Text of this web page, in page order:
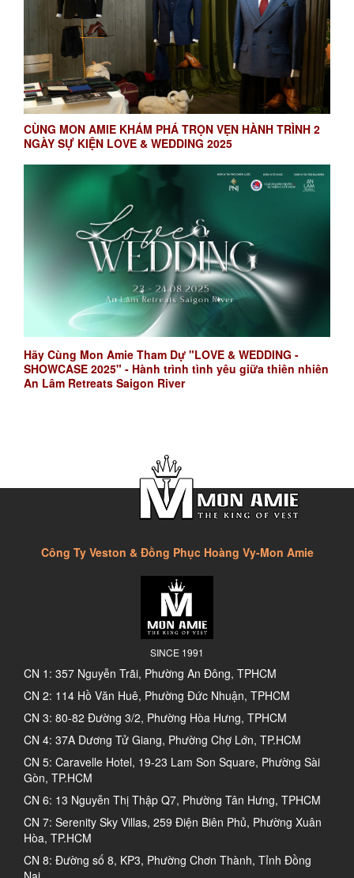
CÙNG MON AMIE KHÁM PHÁ TRỌN VẸN HÀNH TRÌNH 2
NGÀY SỰ KIỆN LOVE & WEDDING 2025
Hãy Cùng Mon Amie Tham Dự "LOVE & WEDDING -
SHOWCASE 2025" - Hành trình tình yêu giữa thiên nhiên
An Lâm Retreats Saigon River
Công Ty Veston & Đồng Phục Hoàng Vy-Mon Amie
SINCE 1991
CN 1: 357 Nguyễn Trãi, Phường An Đông, TPHCM
CN 2: 114 Hồ Văn Huê, Phường Đức Nhuận, TPHCM
CN 3: 80-82 Đường 3/2, Phường Hòa Hưng, TPHCM
CN 4: 37A Dương Tử Giang, Phường Chợ Lớn, TP.HCM
CN 5: Caravelle Hotel, 19-23 Lam Son Square, Phường Sài
Gòn, TP.HCM
CN 6: 13 Nguyễn Thị Thập Q7, Phường Tân Hưng, TPHCM
CN 7: Serenity Sky Villas, 259 Điện Biên Phủ, Phường Xuân
Hòa, TP.HCM
CN 8: Đường số 8, KP3, Phường Chơn Thành, Tỉnh Đồng